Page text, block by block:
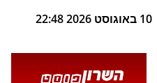
10 באוגוסט 2026 22:48